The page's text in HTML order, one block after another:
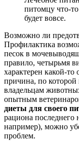
питомцу что-
будет вовсе.
Возможно ли
Профилактика
песок в
правило, четырьмя
характерен какой-
причина, по которой
владельцам
опытным
диеты для своего
рациона последнего
например), можно
проблем.